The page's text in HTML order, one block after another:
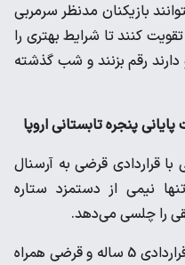
بازیکنان مدنظر سرمربی
کنند تا شرایط بهتری را
رقم بزنند و شب گذشته
پنجره تابستانی اروپا
قراردادی قرضی به آرسنال
نیمی از دستمزد ستاره
را چلسی می‌دهد.
مانو کونه هافبک مونشن‌گلادباخ با قراردادی 5 ساله و قرضی همراه